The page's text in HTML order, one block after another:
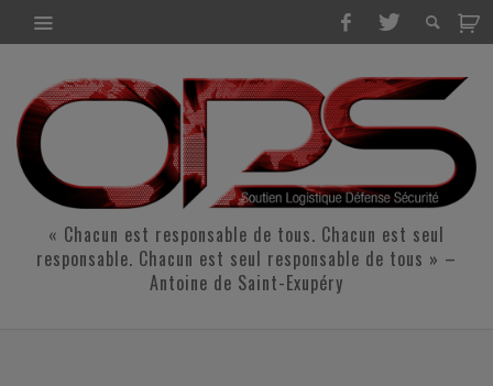
« Chacun est responsable de tous. Chacun est seul
responsable. Chacun est seul responsable de tous » –
Antoine de Saint-Exupéry